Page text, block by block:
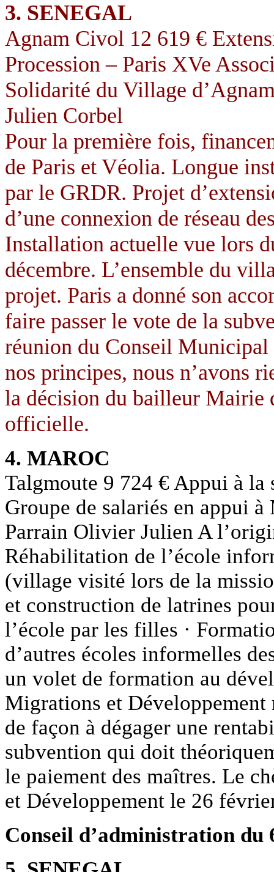
3. SENEGAL
Agnam Civol 12 619 €
Procession – Paris XVe
Solidarité du Village
Julien Corbel
Pour la première fois,
de Paris et Véolia. Longue
par le GRDR. Projet
d’une connexion de réseau
Installation actuelle vue lors
décembre. L’ensemble du
projet. Paris a donné son
faire passer le vote de la
réunion du Conseil
nos principes, nous n’avons
la décision du bailleur Mairie
officielle.
4. MAROC
Talgmoute 9 724 € Appui à la
Groupe de salariés en appui
Parrain Olivier Julien A
Réhabilitation de l’école
(village visité lors de la
et construction de latrines
l’école par les filles ·
d’autres écoles informelles
un volet de formation au
Migrations et
de façon à dégager une
subvention qui doit
le paiement des maîtres. Le
et Développement le 26
Conseil d’administration du